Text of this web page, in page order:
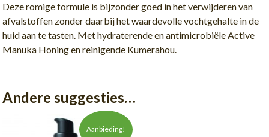
Deze romige formule is bijzonder goed in het verwijderen van
afvalstoffen zonder daarbij het waardevolle vochtgehalte in de
huid aan te tasten. Met hydraterende en antimicrobiële Active
Manuka Honing en reinigende Kumerahou.
Andere suggesties…
Aanbieding!